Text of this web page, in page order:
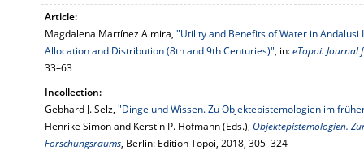
Article:
Magdalena Martínez Almira, "Utility and Benefits of Water in
Allocation and Distribution (8th and 9th Centuries)", in:eTopoi. Journal
33–63
Incollection:
Gebhard J. Selz, "Dinge und Wissen. Zu Objektepistemologien im
Henrike Simon and Kerstin P. Hofmann (Eds.), Objektepistemologien.
Forschungsraums, Berlin: Edition Topoi, 2018, 305–324